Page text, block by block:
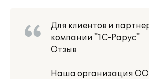
Для клиентов и
компании "1С-Рарус"
Отзыв
Наша организация